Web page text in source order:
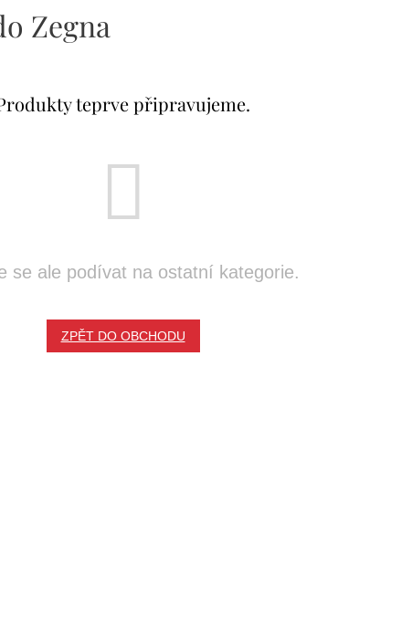
Zegna
teprve připravujeme.
se ale podívat na ostatní kategorie.
ZPĚT DO OBCHODU